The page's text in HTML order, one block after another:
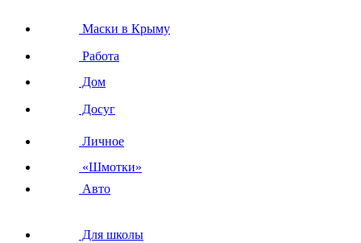
Маски в Крыму
Работа
Дом
Досуг
Личное
«Шмотки»
Авто
Для школы